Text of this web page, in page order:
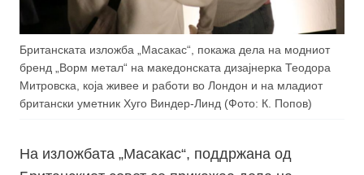
Британската изложба „Масакас“, покажа дела на модниот
бренд „Ворм метал“ на македонската дизајнерка Теодора
Митровска, која живее и работи во Лондон и на младиот
британски уметник Хуго Виндер-Линд (Фото: К. Попов)
На изложбата „Масакас“, поддржана од